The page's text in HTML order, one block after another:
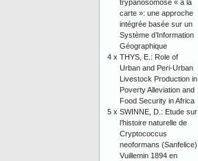
trypanosomose « à la
carte »: une approche
intégrée basée sur un
Système d’Information
Géographique
4 x THYS, E.: Role of
Urban and Peri-Urban
Livestock Production in
Poverty Alleviation and
Food Security in Africa
5 x SWINNE, D.: Etude sur
l’histoire naturelle de
Cryptococcus
neoformans (Sanfelice)
Vuillemin 1894 en